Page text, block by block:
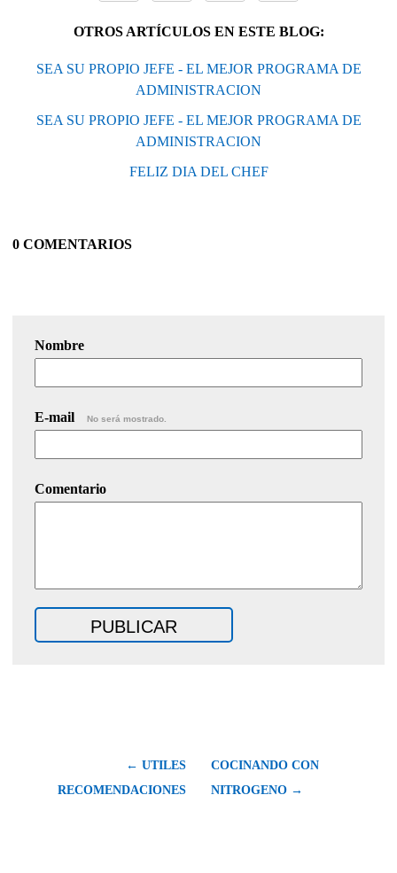
OTROS ARTÍCULOS EN ESTE BLOG:
SEA SU PROPIO JEFE - EL MEJOR PROGRAMA DE
ADMINISTRACION
SEA SU PROPIO JEFE - EL MEJOR PROGRAMA DE
ADMINISTRACION
FELIZ DIA DEL CHEF
0 COMENTARIOS
Nombre
E-mail No será mostrado.
Comentario
← UTILES
RECOMENDACIONES
COCINANDO CON
NITROGENO →